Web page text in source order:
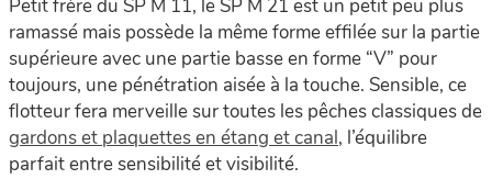
Petit frère du SP M 11, le SP M 21 est un petit peu plus
ramassé mais possède la même forme effilée sur la partie
supérieure avec une partie basse en forme “V” pour
toujours, une pénétration aisée à la touche. Sensible, ce
flotteur fera merveille sur toutes les pêches classiques de
gardons et plaquettes en étang et canal, l’équilibre
parfait entre sensibilité et visibilité.